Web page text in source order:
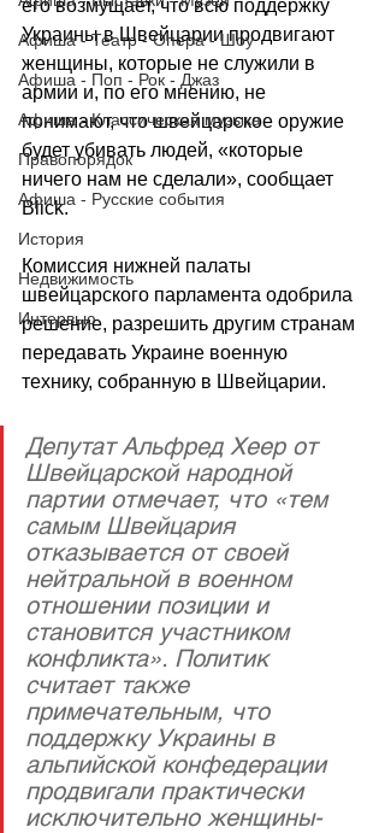
Афиша - Театр - Опера - Шоу
Афиша - Поп - Рок - Джаз
Афиша - Классическая музыка
Правопорядок
Афиша - Русские события
История
Недвижимость
Интервью
его возмущает, что всю поддержку
Украины в Швейцарии продвигают
женщины, которые не служили в
армии и, по его мнению, не
понимают, что швейцарское оружие
будет убивать людей, «которые
ничего нам не сделали», сообщает
Blick.
Комиссия нижней палаты
швейцарского парламента одобрила
решение, разрешить другим странам
передавать Украине военную
технику, собранную в Швейцарии.
Депутат Альфред Хеер от
Швейцарской народной
партии отмечает, что «тем
самым Швейцария
отказывается от своей
нейтральной в военном
отношении позиции и
становится участником
конфликта». Политик
считает также
примечательным, что
поддержку Украины в
альпийской конфедерации
продвигали практически
исключительно женщины-